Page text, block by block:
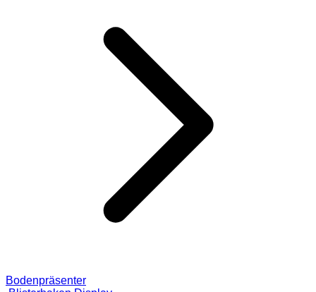
Bodenpräsenter